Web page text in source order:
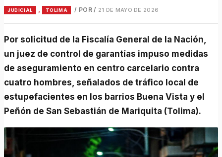
JUDICIAL TOLIMA / POR / 21 DE MAYO DE 2026
Por solicitud de la Fiscalía General de la Nación,
un juez de control de garantías impuso medidas
de aseguramiento en centro carcelario contra
cuatro hombres, señalados de tráfico local de
estupefacientes en los barrios Buena Vista y el
Peñón de San Sebastián de Mariquita (Tolima).